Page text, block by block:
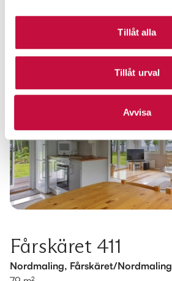
Tillåt alla
Tillåt urval
Avvisa
Fårskäret 411
Nordmaling, Fårskäret/Nordmaling